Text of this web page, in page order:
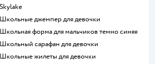
Skylake
Школьные джемпер для девочки
Школьная форма для мальчиков темно синяя
Школьный сарафан для девочки
Школьные жилеты для девочки